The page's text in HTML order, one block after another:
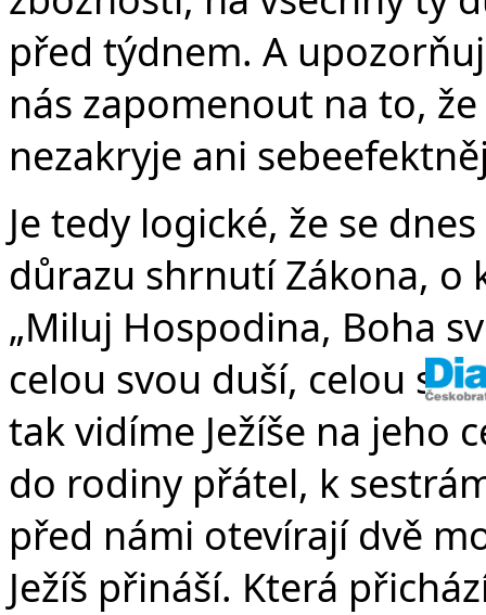
před týdnem. A
nás zapomenout na to,
nezakryje ani
Je tedy logické, že se
důrazu shrnutí Zákona, o
„Miluj Hospodina, Boha
celou svou duší, celou
tak vidíme Ježíše na jeho
do rodiny přátel, k
před námi otevírají dvě
Ježíš přináší. Která